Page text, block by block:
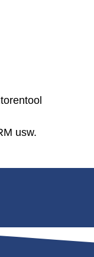
usw.